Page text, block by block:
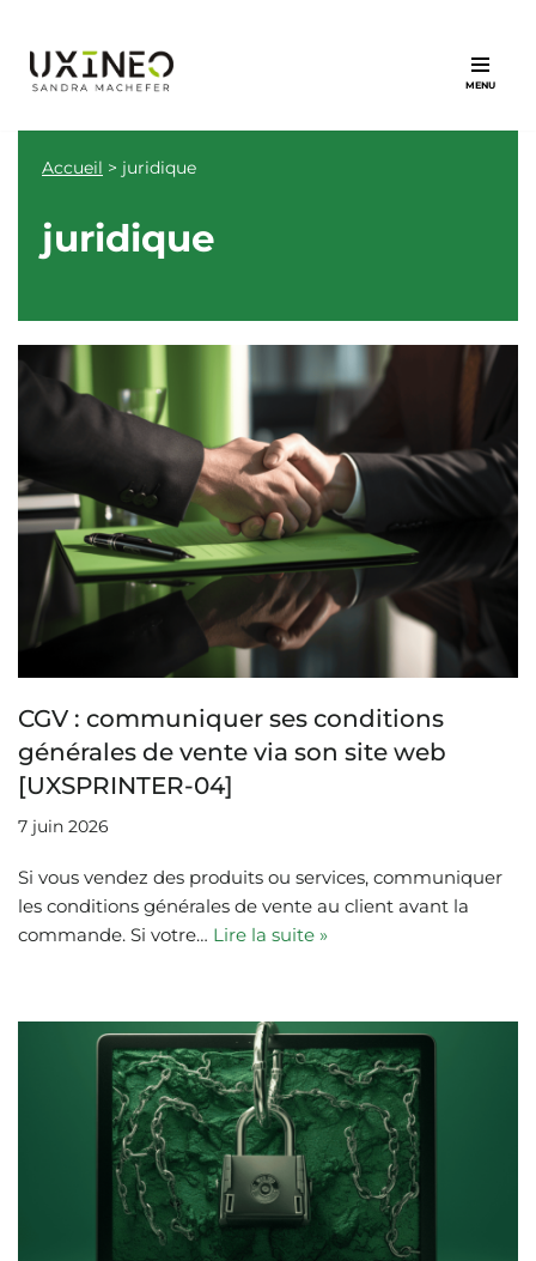
Aller
au
Accueil > juridique
juridique
CGV : communiquer ses conditions
générales de vente via son site web
[UXSPRINTER-04]
7 juin 2026
Si vous vendez des produits ou services, communiquer
les conditions générales de vente au client avant la
commande. Si votre… Lire la suite »